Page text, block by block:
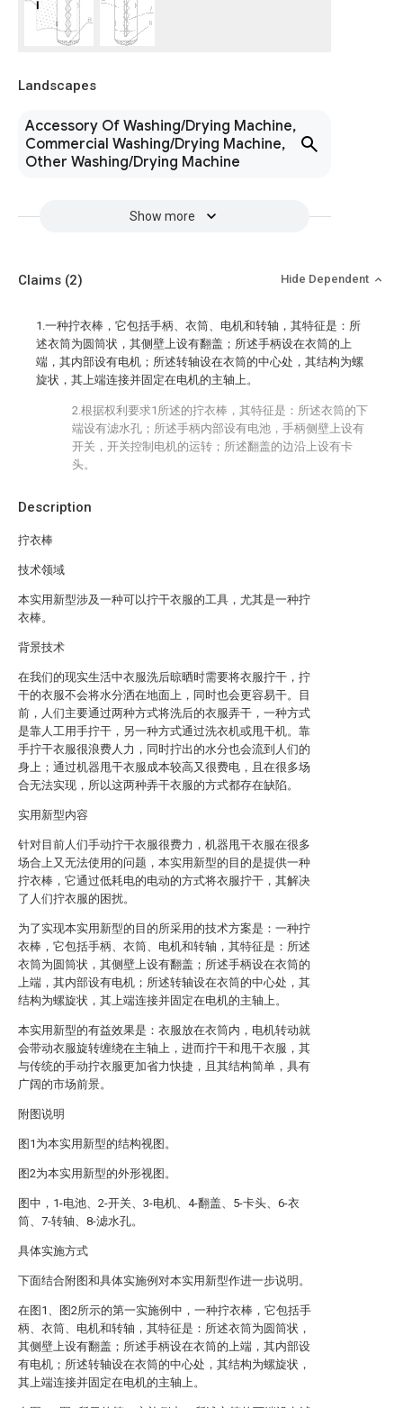
Landscapes
Accessory Of Washing/Drying Machine,
Commercial Washing/Drying Machine,
Other Washing/Drying Machine
Show more
Description
拧衣棒
技术领域
本实用新型涉及一种可以拧干衣服的工具，尤其是一种拧
衣棒。
背景技术
在我们的现实生活中衣服洗后晾晒时需要将衣服拧干，拧
干的衣服不会将水分洒在地面上，同时也会更容易干。目
前，人们主要通过两种方式将洗后的衣服弄干，一种方式
是靠人工用手拧干，另一种方式通过洗衣机或甩干机。靠
手拧干衣服很浪费人力，同时拧出的水分也会流到人们的
身上；通过机器甩干衣服成本较高又很费电，且在很多场
合无法实现，所以这两种弄干衣服的方式都存在缺陷。
实用新型内容
针对目前人们手动拧干衣服很费力，机器甩干衣服在很多
场合上又无法使用的问题，本实用新型的目的是提供一种
拧衣棒，它通过低耗电的电动的方式将衣服拧干，其解决
了人们拧衣服的困扰。
为了实现本实用新型的目的所采用的技术方案是：一种拧
衣棒，它包括手柄、衣筒、电机和转轴，其特征是：所述
衣筒为圆筒状，其侧壁上设有翻盖；所述手柄设在衣筒的
上端，其内部设有电机；所述转轴设在衣筒的中心处，其
结构为螺旋状，其上端连接并固定在电机的主轴上。
本实用新型的有益效果是：衣服放在衣筒内，电机转动就
会带动衣服旋转缠绕在主轴上，进而拧干和甩干衣服，其
与传统的手动拧衣服更加省力快捷，且其结构简单，具有
广阔的市场前景。
附图说明
图1为本实用新型的结构视图。
图2为本实用新型的外形视图。
图中，1-电池、2-开关、3-电机、4-翻盖、5-卡头、6-衣
筒、7-转轴、8-滤水孔。
具体实施方式
下面结合附图和具体实施例对本实用新型作进一步说明。
在图1、图2所示的第一实施例中，一种拧衣棒，它包括手
柄、衣筒、电机和转轴，其特征是：所述衣筒为圆筒状，
其侧壁上设有翻盖；所述手柄设在衣筒的上端，其内部设
有电机；所述转轴设在衣筒的中心处，其结构为螺旋状，
其上端连接并固定在电机的主轴上。
Claims (2) Hide Dependent
1.一种拧衣棒，它包括手柄、衣筒、电机和转轴，其特征是：所
述衣筒为圆筒状，其侧壁上设有翻盖；所述手柄设在衣筒的上
端，其内部设有电机；所述转轴设在衣筒的中心处，其结构为螺
旋状，其上端连接并固定在电机的主轴上。
2.根据权利要求1所述的拧衣棒，其特征是：所述衣筒的下
端设有滤水孔；所述手柄内部设有电池，手柄侧壁上设有
开关，开关控制电机的运转；所述翻盖的边沿上设有卡
头。